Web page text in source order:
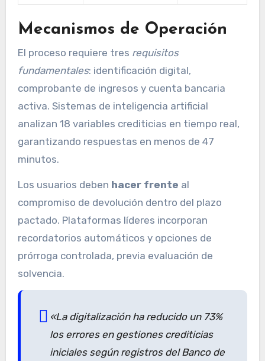
Mecanismos de Operación
El proceso requiere tres requisitos
fundamentales: identificación digital,
comprobante de ingresos y cuenta bancaria
activa. Sistemas de inteligencia artificial
analizan 18 variables crediticias en tiempo real,
garantizando respuestas en menos de 47
minutos.
Los usuarios deben hacer frente al
compromiso de devolución dentro del plazo
pactado. Plataformas líderes incorporan
recordatorios automáticos y opciones de
prórroga controlada, previa evaluación de
solvencia.
«La digitalización ha reducido un 73%
los errores en gestiones crediticias
iniciales según registros del Banco de